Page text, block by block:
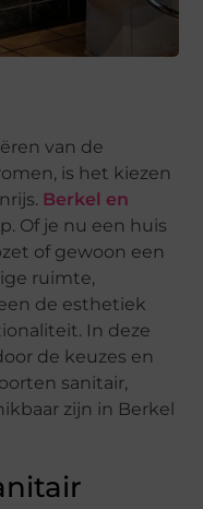
van de
is het kiezen
Berkel en
Of je nu een huis
of gewoon een
ruimte,
de esthetiek
In deze
de keuzes en
sanitair,
zijn in Berkel